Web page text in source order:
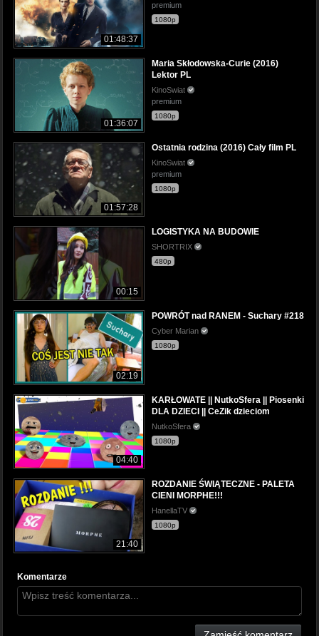
01:48:37
premium
1080p
01:36:07
Maria Skłodowska-Curie (2016)
Lektor PL
KinoSwiat
premium
1080p
01:57:28
Ostatnia rodzina (2016) Cały film PL
KinoSwiat
premium
1080p
00:15
LOGISTYKA NA BUDOWIE
SHORTRIX
480p
02:19
POWRÓT nad RANEM - Suchary #218
Cyber Marian
1080p
04:40
KARŁOWATE || NutkoSfera || Piosenki
DLA DZIECI || CeZik dzieciom
NutkoSfera
1080p
21:40
ROZDANIE ŚWIĄTECZNE - PALETA
CIENI MORPHE!!!
HanellaTV
1080p
Komentarze